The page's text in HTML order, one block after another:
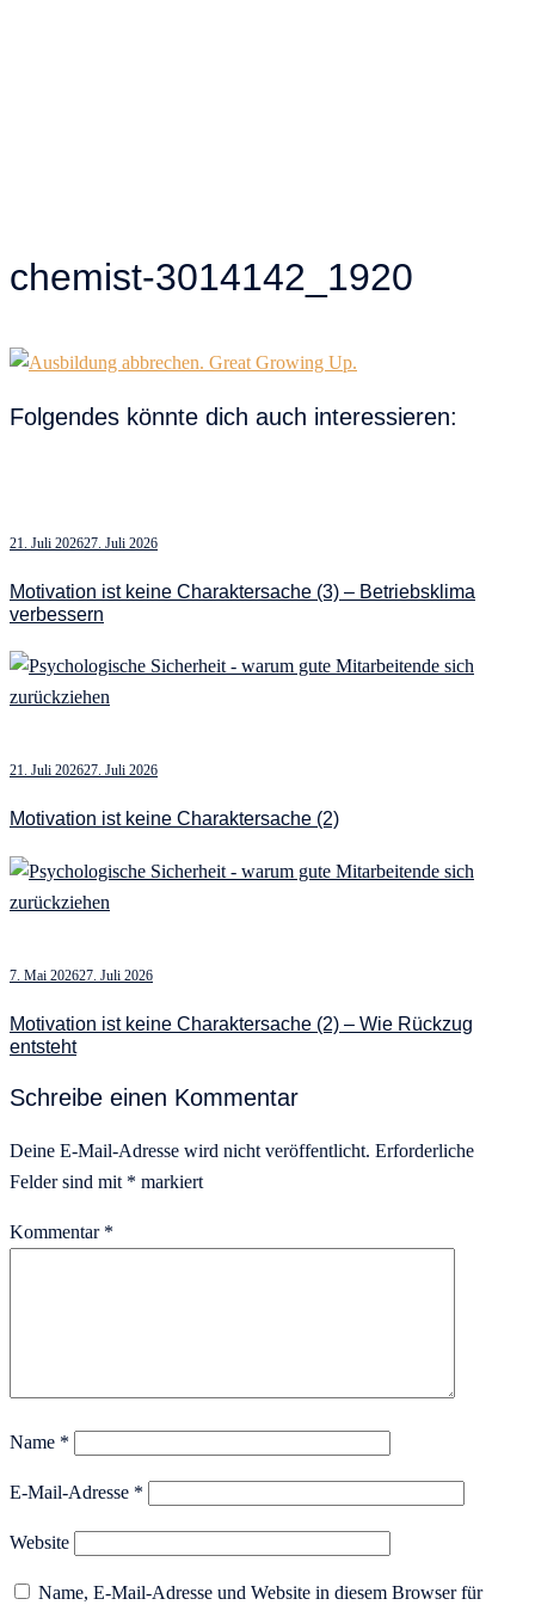
chemist-3014142_1920
Folgendes könnte dich auch interessieren:
21. Juli 202627. Juli 2026
Motivation ist keine Charaktersache (3) – Betriebsklima
verbessern
21. Juli 202627. Juli 2026
Motivation ist keine Charaktersache (2)
7. Mai 202627. Juli 2026
Motivation ist keine Charaktersache (2) – Wie Rückzug
entsteht
Schreibe einen Kommentar
Deine E-Mail-Adresse wird nicht veröffentlicht. Erforderliche
Felder sind mit * markiert
Kommentar *
Name *
E-Mail-Adresse *
Website
Name, E-Mail-Adresse und Website in diesem Browser für